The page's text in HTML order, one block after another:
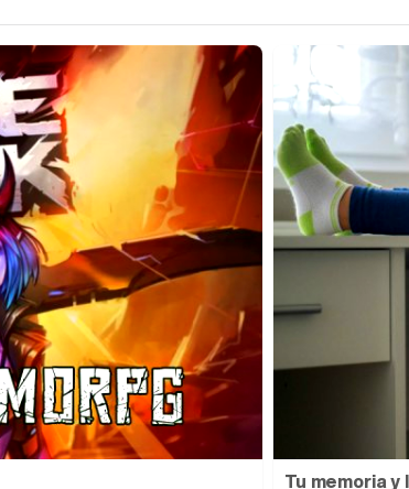
Tu memoria y